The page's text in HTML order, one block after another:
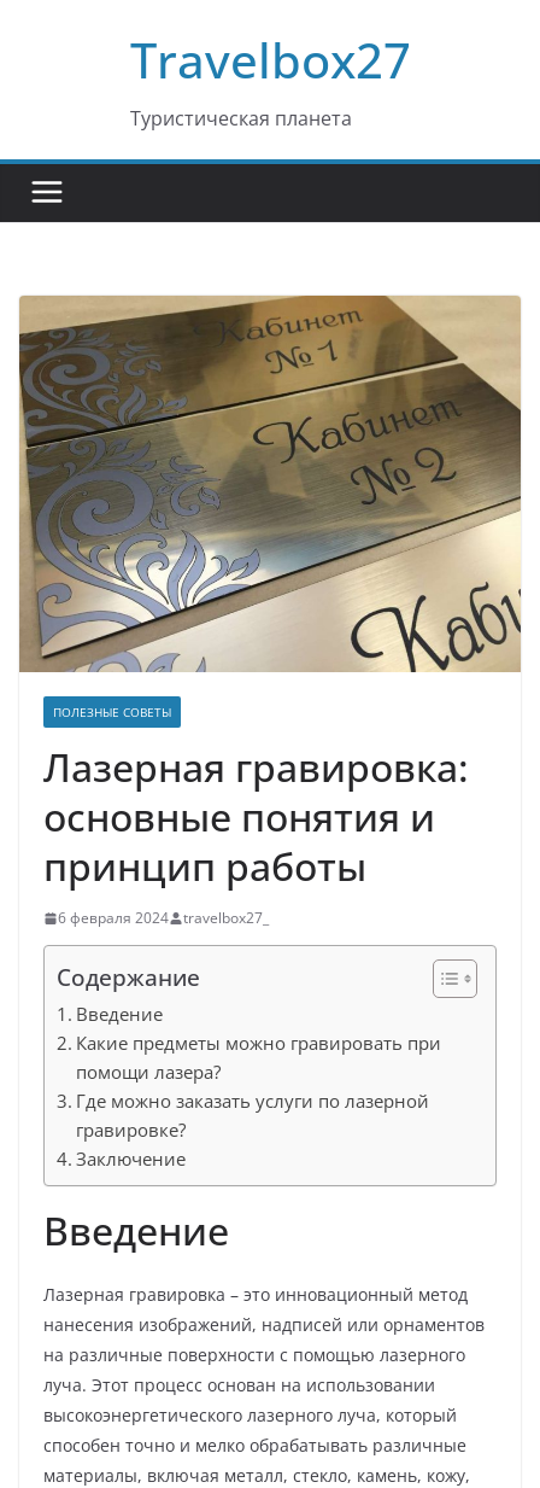
Travelbox27
Туристическая планета
ПОЛЕЗНЫЕ СОВЕТЫ
Лазерная гравировка:
основные понятия и
принцип работы
6 февраля 2024 travelbox27_
Содержание
Введение
Какие предметы можно гравировать при
помощи лазера?
Где можно заказать услуги по лазерной
гравировке?
Заключение
Введение
Лазерная гравировка – это инновационный метод
нанесения изображений, надписей или орнаментов
на различные поверхности с помощью лазерного
луча. Этот процесс основан на использовании
высокоэнергетического лазерного луча, который
способен точно и мелко обрабатывать различные
материалы, включая металл, стекло, камень, кожу,